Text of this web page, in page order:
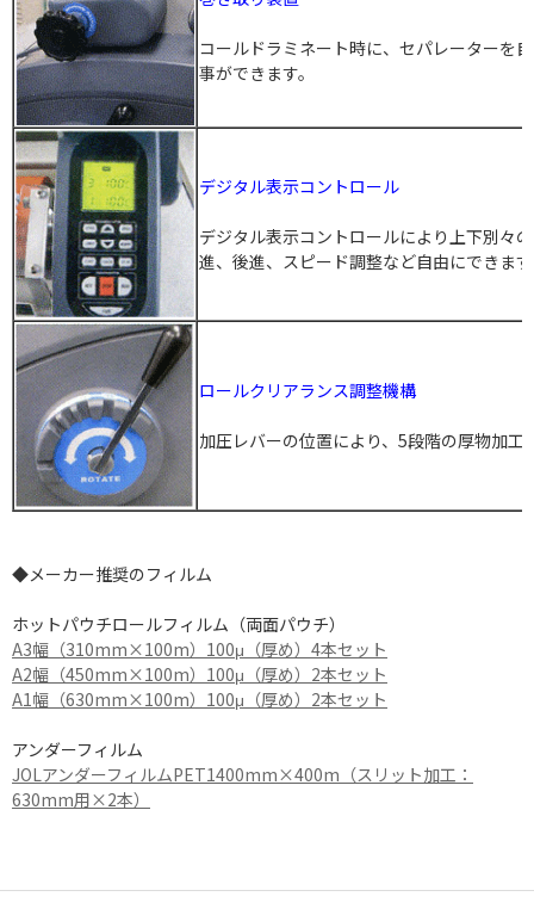
コールドラミネート時に、セパレーターを
事ができます。
デジタル表示コントロール
デジタル表示コントロールにより上下別々
進、後進、スピード調整など自由にできま
ロールクリアランス調整機構
加圧レバーの位置により、5段階の厚物加工
◆メーカー推奨のフィルム
ホットパウチロールフィルム（両面パウチ）
A3幅（310mm×100m）100μ（厚め）4本セット
A2幅（450mm×100m）100μ（厚め）2本セット
A1幅（630mm×100m）100μ（厚め）2本セット
アンダーフィルム
JOLアンダーフィルムPET1400mm×400m（スリット加工：
630mm用×2本）